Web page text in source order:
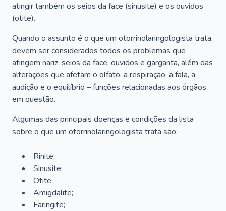
atingir também os seios da face (sinusite) e os ouvidos
(otite).
Quando o assunto é o que um otorrinolaringologista trata,
devem ser considerados todos os problemas que
atingem nariz, seios da face, ouvidos e garganta, além das
alterações que afetam o olfato, a respiração, a fala, a
audição e o equilíbrio – funções relacionadas aos órgãos
em questão.
Algumas das principais doenças e condições da lista
sobre o que um otorrinolaringologista trata são:
Rinite;
Sinusite;
Otite;
Amigdalite;
Faringite;